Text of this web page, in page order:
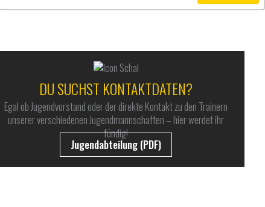
DU SUCHST KONTAKTDATEN?
Egal ob Jugendvorstand oder der direkte Kontakt zu den Trainern
unserer verschiedenen Jugendmannschaften – hier werdet ihr
fündig!
Jugendabteilung (PDF)